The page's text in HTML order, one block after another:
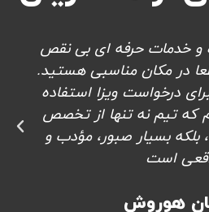
و خدمات حرفه ای بی نقص
در مکان مناسبی هستید.
درخواست ویزا استفاده
که تیم نه تنها از تخصص
بلکه بسیار صبور، مؤدب و
است
هوروش